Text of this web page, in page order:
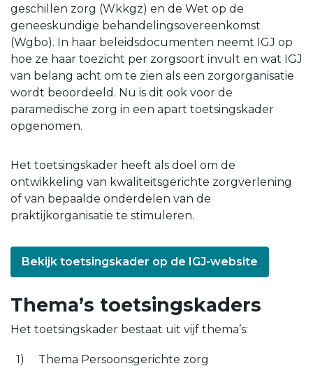
geschillen zorg (Wkkgz) en de Wet op de
geneeskundige behandelingsovereenkomst
(Wgbo). In haar beleidsdocumenten neemt IGJ op
hoe ze haar toezicht per zorgsoort invult en wat IGJ
van belang acht om te zien als een zorgorganisatie
wordt beoordeeld. Nu is dit ook voor de
paramedische zorg in een apart toetsingskader
opgenomen.
Het toetsingskader heeft als doel om de
ontwikkeling van kwaliteitsgerichte zorgverlening
of van bepaalde onderdelen van de
praktijkorganisatie te stimuleren.
Bekijk toetsingskader op de IGJ-website
Thema’s toetsingskaders
Het toetsingskader bestaat uit vijf thema’s:
Thema Persoonsgerichte zorg